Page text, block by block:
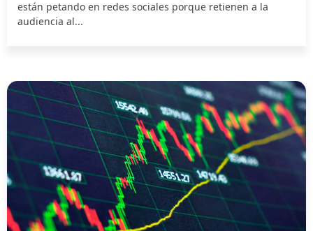
están petando en redes sociales porque retienen a la
audiencia al...